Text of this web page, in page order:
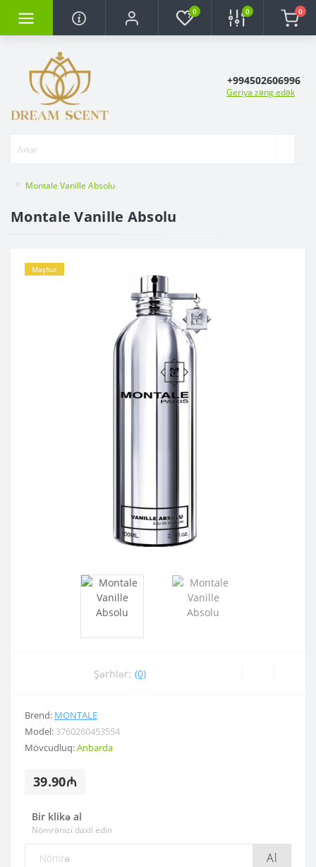
0 0 0
+994502606996
Geriya zəng edək
Montale Vanille Absolu
Montale Vanille Absolu
Məşhur
Şərhlər: (0)
Brend: MONTALE
Model: 3760260453554
Mövcudluq:Anbarda
39.90₼
Bir klikə al
Nömrənizi daxil edin
Al